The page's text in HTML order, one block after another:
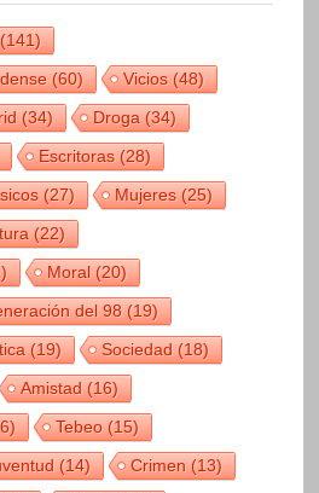
(60) Vicios(48)
(34) Droga(34)
Escritoras(28)
(27) Mujeres(25)
(22)
Moral(20)
del 98(19)
(19) Sociedad(18)
Amistad(16)
Tebeo(15)
(14) Crimen(13)